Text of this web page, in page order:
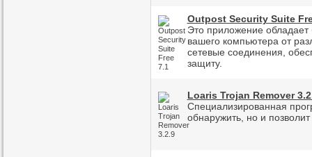
Outpost Security Suite
Это приложение
вашего компьютера от
сетевые соединения,
защиту.
Loaris Trojan Remover
Специализированная
обнаружить, но и